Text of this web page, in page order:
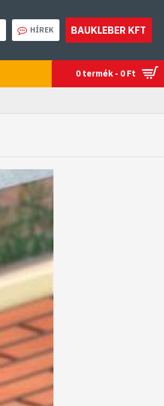
HÍREK BAUKLEBER KFT
0 termék - 0 Ft